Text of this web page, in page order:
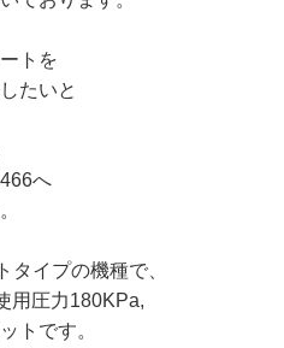
トを
たいと
へ
タイプの機種で、
用圧力180KPa,
トです。